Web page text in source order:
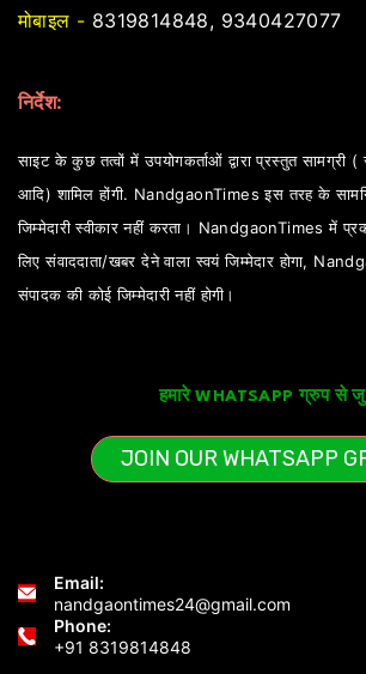
मोबाइल - 8319814848, 9340427077
निर्देश:
साइट के कुछ तत्वों में उपयोगकर्ताओं द्वारा प्रस्तुत सामग्री (
आदि) शामिल होंगी. NandgaonTimes इस तरह के
जिम्मेदारी स्वीकार नहीं करता। NandgaonTimes में
लिए संवाददाता/खबर देने वाला स्वयं जिम्मेदार होगा,
संपादक की कोई जिम्मेदारी नहीं होगी।
हमारे WHATSAPP ग्रुप से
JOIN OUR WHATSAPP
Email:
nandgaontimes24@gmail.com
Phone:
+91 8319814848